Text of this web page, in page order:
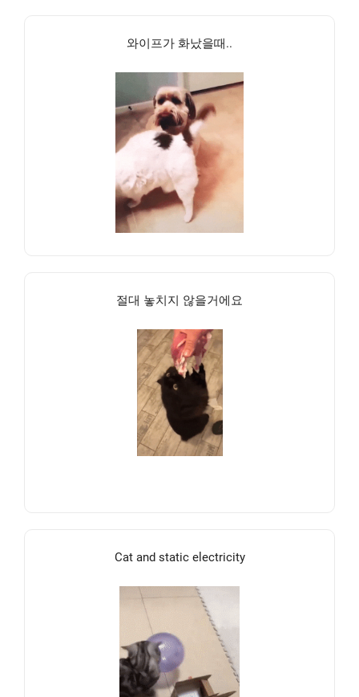
와이프가 화났을때..
절대 놓치지 않을거에요
Cat and static electricity